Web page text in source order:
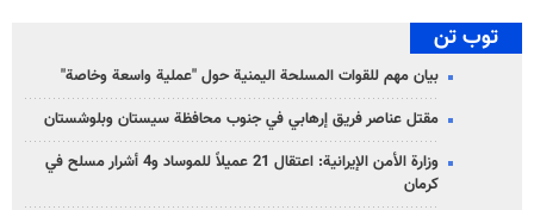
توب تن
بيان مهم للقوات المسلحة اليمنية حول "عملية واسعة وخاصة"
مقتل عناصر فريق إرهابي في جنوب محافظة سيستان وبلوشستان
وزارة الأمن الإيرانية: اعتقال 21 عميلاً للموساد و4 أشرار مسلح في
كرمان